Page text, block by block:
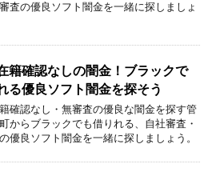
査の優良ソフト闇金を一緒に探しましょ
籍確認なしの闇金！ブラックで
る優良ソフト闇金を探そう
確認なし・無審査の優良な闇金を探す管
からブラックでも借りれる、自社審査・
優良ソフト闇金を一緒に探しましょう。